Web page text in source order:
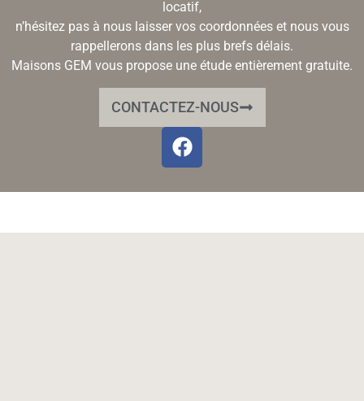
locatif,
n’hésitez pas à nous laisser vos coordonnées et nous vous
rappellerons dans les plus brefs délais.
Maisons GEM vous propose une étude entièrement gratuite.
CONTACTEZ-NOUS